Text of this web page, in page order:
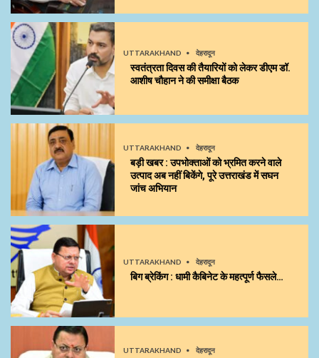
UTTARAKHAND देहरादून
स्वतंत्रता दिवस की तैयारियों को लेकर डीएम डॉ.
आशीष चौहान ने की समीक्षा बैठक
UTTARAKHAND देहरादून
बड़ी खबर : उपभोक्ताओं को भ्रमित करने वाले
उत्पाद अब नहीं बिकेंगे, पूरे उत्तराखंड में सघन
जांच अभियान
UTTARAKHAND देहरादून
बिग ब्रेकिंग : धामी कैबिनेट के महत्पूर्ण फैसले…
UTTARAKHAND देहरादून